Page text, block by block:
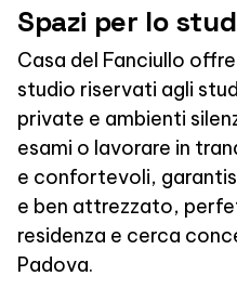
Spazi per lo
Casa del Fanciullo
studio riservati agli
private e ambienti
esami o lavorare in
e confortevoli,
e ben attrezzato,
residenza e cerca
Padova.